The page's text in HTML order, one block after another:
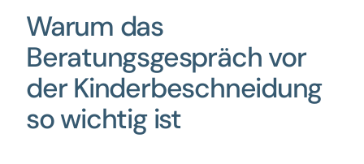
Warum das
Beratungsgespräch vor
der Kinderbeschneidung
so wichtig ist